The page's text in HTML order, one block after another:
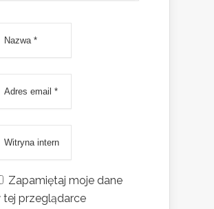
Zapamiętaj moje dane
tej przeglądarce